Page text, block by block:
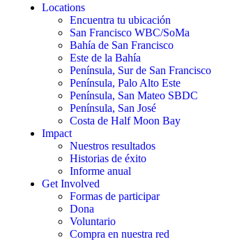
Locations
Encuentra tu ubicación
San Francisco WBC/SoMa
Bahía de San Francisco
Este de la Bahía
Península, Sur de San Francisco
Península, Palo Alto Este
Península, San Mateo SBDC
Península, San José
Costa de Half Moon Bay
Impact
Nuestros resultados
Historias de éxito
Informe anual
Get Involved
Formas de participar
Dona
Voluntario
Compra en nuestra red